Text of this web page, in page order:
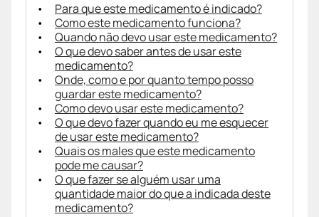
Para que este medicamento é indicado?
Como este medicamento funciona?
Quando não devo usar este medicamento?
O que devo saber antes de usar este
medicamento?
Onde, como e por quanto tempo posso
guardar este medicamento?
Como devo usar este medicamento?
O que devo fazer quando eu me esquecer
de usar este medicamento?
Quais os males que este medicamento
pode me causar?
O que fazer se alguém usar uma
quantidade maior do que a indicada deste
medicamento?